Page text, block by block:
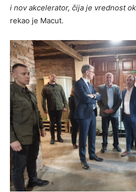
i nov akcelerator, čija je vrednost
rekao je Macut.